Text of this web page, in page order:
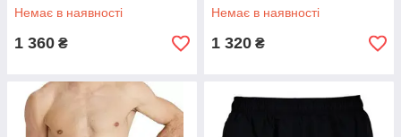
Немає в наявності
1 360 ₴
Немає в наявності
1 320 ₴